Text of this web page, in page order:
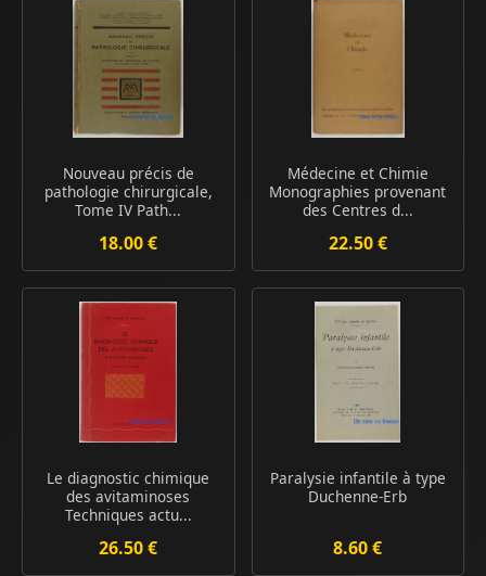
Nouveau précis de
pathologie chirurgicale,
Tome IV Path...
18.00 €
Médecine et Chimie
Monographies provenant
des Centres d...
22.50 €
Le diagnostic chimique
des avitaminoses
Techniques actu...
26.50 €
Paralysie infantile à type
Duchenne-Erb
8.60 €